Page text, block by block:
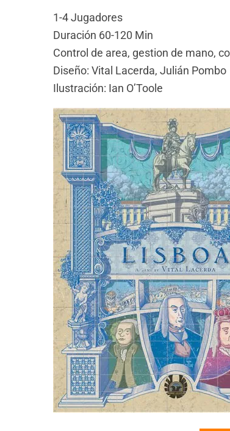
1-4 Jugadores
Duración 60-120 Min
Control de area, gestion de mano,
Diseño: Vital Lacerda, Julián Pombo
Ilustración: Ian O’Toole